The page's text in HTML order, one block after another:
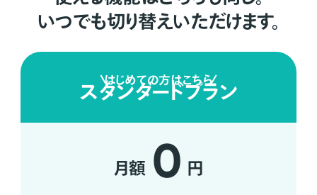
いつでも切り替えいただけます。
はじめての方はこちら
スタンダードプラン
月額 0 円